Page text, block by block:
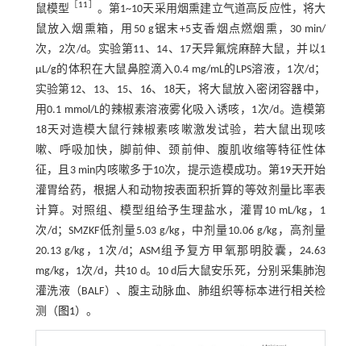
鼠模型
［11］ 。第1~10天采用烟熏建立气道高反应性，将大
鼠放入烟熏箱，用50 g锯末+5支香烟点燃烟熏，30 min/
次，2次/d。实验第11、14、17天异氟烷麻醉大鼠，并以1
μL/g的体积在大鼠鼻腔滴入0.4 mg/mL的LPS溶液，1次/d；
实验第12、13、15、16、18天，将大鼠放入密闭容器中，
用0.1 mmol/L的辣椒素溶液雾化吸入诱咳，1次/d。造模第
18天对造模大鼠行辣椒素咳嗽激发试验，若大鼠出现咳
嗽、呼吸加快，脚前伸、颈前伸、腹肌收缩等特征性体
征，且3 min内咳嗽多于10次，提示造模成功。第19天开始
灌胃给药，根据人和动物按表面积折算的等效剂量比率表
计算。对照组、模型组给予生理盐水，灌胃10 mL/kg，1
次/d；SMZKF低剂量5.03 g/kg，中剂量10.06 g/kg，高剂量
20.13 g/kg，1次/d；ASM组予复方甲氧那明胶囊，24.63
mg/kg，1次/d，共10 d。10 d后大鼠安乐死，分别采集肺泡
灌洗液（BALF）、腹主动脉血、肺组织等标本进行相关检
测（ 图1）。